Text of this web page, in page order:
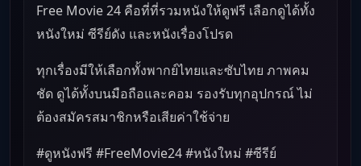
Free Movie 24 คือที่ที่รวมหนังให้ดูฟรี เลือกดูได้ทั้ง
หนังใหม่ ซีรีย์ดัง และหนังเรื่องโปรด
ทุกเรื่องมีให้เลือกทั้งพากย์ไทยและซับไทย ภาพคม
ชัด ดูได้ทั้งบนมือถือและคอม รองรับทุกอุปกรณ์ ไม่
ต้องสมัครสมาชิกหรือเสียค่าใช้จ่าย
#ดูหนังฟรี #FreeMovie24 #หนังใหม่ #ซีรีย์